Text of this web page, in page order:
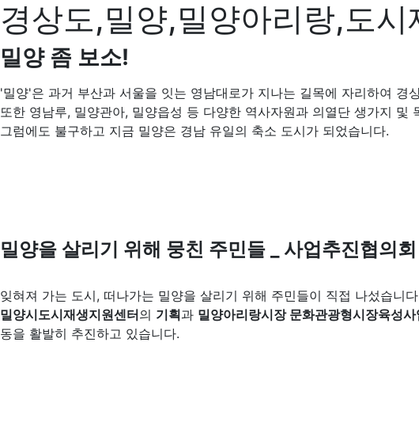
경상도,밀양,밀양아리랑,도시
밀양 좀 보소!
'밀양'은 과거 부산과 서울을 잇는 영남대로가 지나는 길목에 자리하여 경
또한 영남루, 밀양관아, 밀양읍성 등 다양한 역사자원과 의열단 생가지
그럼에도 불구하고 지금 밀양은 경남 유일의 축소 도시가 되었습니다.
밀양을 살리기 위해 뭉친 주민들 _ 사업추진협의회
잊혀져 가는 도시, 떠나가는 밀양을 살리기 위해 주민들이 직접 나섰습니
밀양시도시재생지원센터의 기획과 밀양아리랑시장 문화관광형시장육성사
동을 활발히 추진하고 있습니다.